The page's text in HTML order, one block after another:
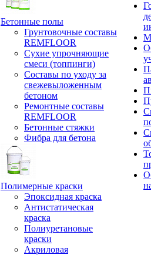
Бетонные полы
Грунтовочные составы
REMFLOOR
Сухие упрочняющие
смеси (топпинги)
Составы по уходу за
свежевыложенным
бетоном
Ремонтные составы
REMFLOOR
Бетонные стяжки
Фибра для бетона
Полимерные краски
Эпоксидная краска
Антистатическая
краска
Полиуретановые
краски
Акриловая